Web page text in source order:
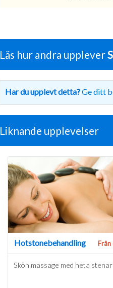
Läs hur andra upplever
Har du upplevt detta?Ge ditt
Liknande upplevelser
Hotstonebehandling Från
Skön massage med heta stenar